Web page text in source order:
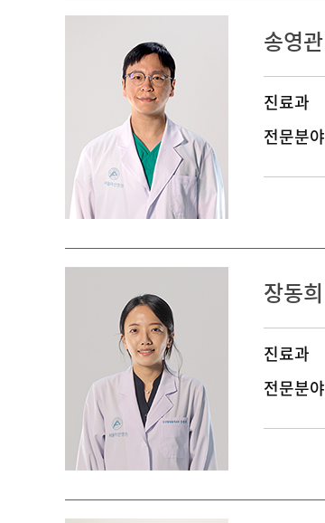
송영관
진료과
전문분야
장동희
진료과
전문분야